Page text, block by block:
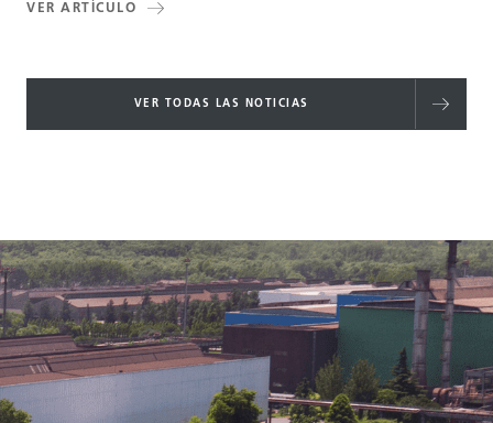
VER ARTÍCULO
VER TODAS LAS NOTICIAS